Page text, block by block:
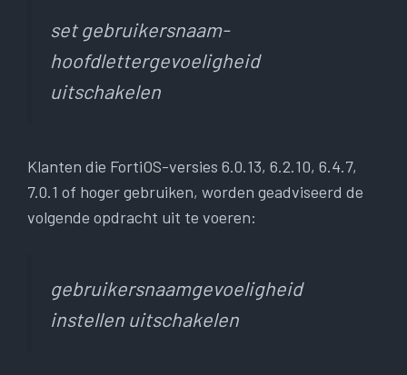
set gebruikersnaam-
hoofdlettergevoeligheid
uitschakelen
Klanten die FortiOS-versies 6.0.13, 6.2.10, 6.4.7,
7.0.1 of hoger gebruiken, worden geadviseerd de
volgende opdracht uit te voeren:
gebruikersnaamgevoeligheid
instellen uitschakelen